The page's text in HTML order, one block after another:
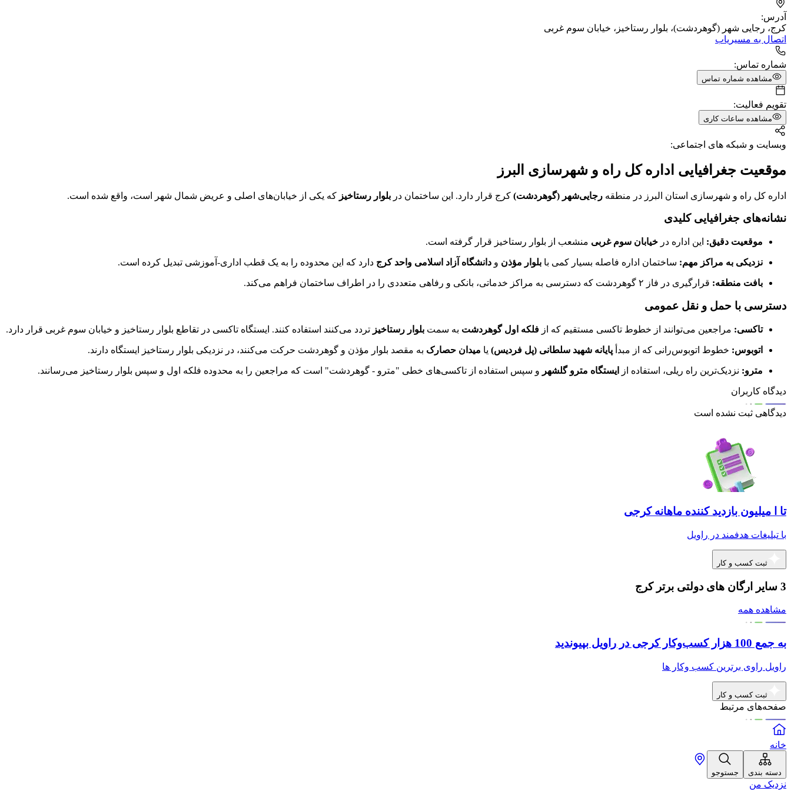
آدرس:
کرج، رجایی شهر (گوهردشت)، بلوار رستاخیز، خیابان سوم غربی
اتصال به مسیریاب
شماره تماس:
مشاهده شماره تماس
تقویم فعالیت:
مشاهده ساعات کاری
وبسایت و شبکه های اجتماعی:
موقعیت جغرافیایی اداره کل راه و شهرسازی البرز
اداره کل راه و شهرسازی استان البرز در منطقه رجایی‌شهر (گوهردشت) کرج قرار دارد. این ساختمان در بلوار رستاخیز که یکی از خیابان‌های اصلی و عریض شمال شهر است، واقع شده است.
نشانه‌های جغرافیایی کلیدی
موقعیت دقیق: این اداره در خیابان سوم غربی منشعب از بلوار رستاخیز قرار گرفته است.
نزدیکی به مراکز مهم: ساختمان اداره فاصله بسیار کمی با بلوار مؤذن و دانشگاه آزاد اسلامی واحد کرج دارد که این محدوده را به یک قطب اداری-آموزشی تبدیل کرده است.
بافت منطقه: قرارگیری در فاز ۲ گوهردشت که دسترسی به مراکز خدماتی، بانکی و رفاهی متعددی را در اطراف ساختمان فراهم می‌کند.
دسترسی با حمل و نقل عمومی
تاکسی: مراجعین می‌توانند از خطوط تاکسی مستقیم که از فلکه اول گوهردشت به سمت بلوار رستاخیز تردد می‌کنند استفاده کنند. ایستگاه تاکسی در تقاطع بلوار رستاخیز و خیابان سوم غربی قرار دارد.
اتوبوس: خطوط اتوبوس‌رانی که از مبدأ پایانه شهید سلطانی (پل فردیس) یا میدان حصارک به مقصد بلوار مؤذن و گوهردشت حرکت می‌کنند، در نزدیکی بلوار رستاخیز ایستگاه دارند.
مترو: نزدیک‌ترین راه ریلی، استفاده از ایستگاه مترو گلشهر و سپس استفاده از تاکسی‌های خطی "مترو - گوهردشت" است که مراجعین را به محدوده فلکه اول و سپس بلوار رستاخیز می‌رسانند.
دیدگاه کاربران
دیدگاهی ثبت نشده است
تا ا میلیون بازدید کننده ماهانه کرجی
با تبلیغات هدفمند در راویل
ثبت کسب و کار
3 سایر ارگان های دولتی برتر کرج
مشاهده همه
به جمع 100 هزار کسب‌وکار کرجی در راویل بپیوندید
راویل راوی برترین کسب وکار ها
ثبت کسب و کار
صفحه‌های مرتبط
خانه
دسته بندی جستوجو
نزدیک من